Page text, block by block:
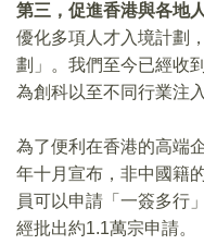
第三，促進香港與各地
優化多項人才入境計劃
劃」。我們至今已經收
為創科以至不同行業注
為了便利在香港的高端
年十月宣布，非中國籍
員可以申請「一簽多行
經批出約1.1萬宗申請。